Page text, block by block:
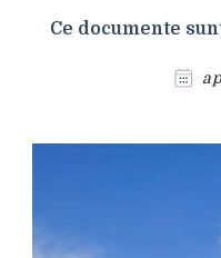
Ce documente